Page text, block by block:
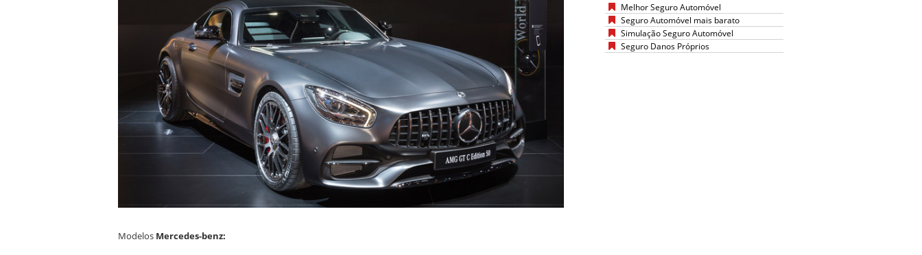
Modelos Mercedes-benz:
Melhor Seguro Automóvel
Seguro Automóvel mais barato
Simulação Seguro Automóvel
Seguro Danos Próprios